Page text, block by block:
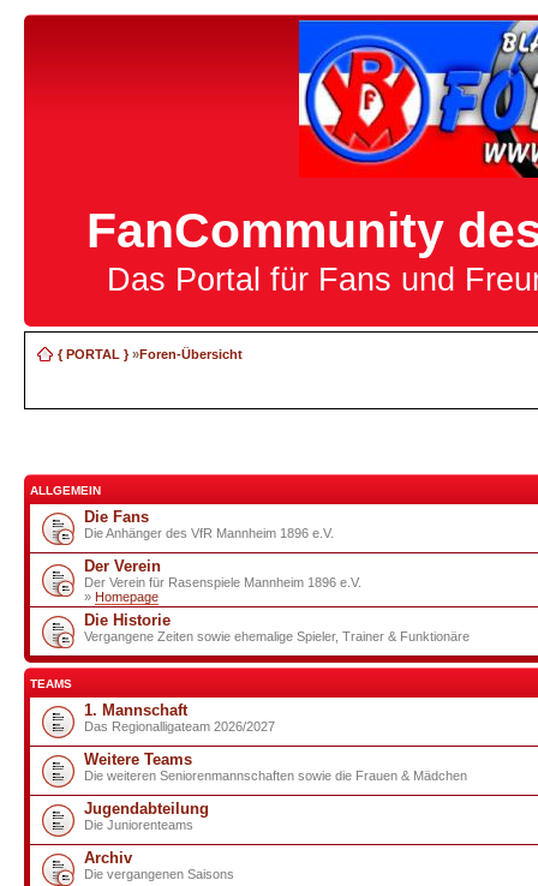
FanCommunity
Das Portal für Fans und
{ PORTAL }»Foren-Übersicht
ALLGEMEIN
Die Fans
Die Anhänger des VfR Mannheim 1896 e.V.
Der Verein
Der Verein für Rasenspiele Mannheim 1896 e.V.
» Homepage
Die Historie
Vergangene Zeiten sowie ehemalige Spieler, Trainer & Funktionäre
TEAMS
1. Mannschaft
Das Regionalligateam 2026/2027
Weitere Teams
Die weiteren Seniorenmannschaften sowie die Frauen & Mädchen
Jugendabteilung
Die Juniorenteams
Archiv
Die vergangenen Saisons